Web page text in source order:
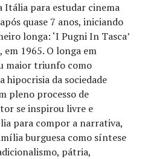
Itália para estudar cinema
quase 7 anos, iniciando
longa: ‘I Pugni In Tasca’
em 1965. O longa em
maior triunfo como
hipocrisia da sociedade
pleno processo de
se inspirou livre e
para compor a narrativa,
burguesa como síntese
pátria,